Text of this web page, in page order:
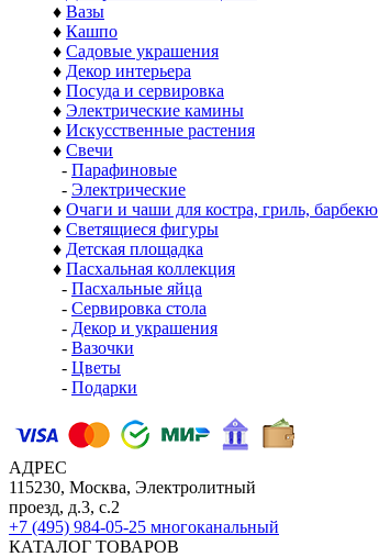
♦ Вазы
♦ Кашпо
♦ Садовые украшения
♦ Декор интерьера
♦ Посуда и сервировка
♦ Электрические камины
♦ Искусственные растения
♦ Свечи
- Парафиновые
- Электрические
♦ Очаги и чаши для костра, гриль, барбекю
♦ Светящиеся фигуры
♦ Детская площадка
♦ Пасхальная коллекция
- Пасхальные яйца
- Сервировка стола
- Декор и украшения
- Вазочки
- Цветы
- Подарки
АДРЕС
115230, Москва, Электролитный
проезд, д.3, с.2
+7 (495) 984-05-25 многоканальный
КАТАЛОГ ТОВАРОВ